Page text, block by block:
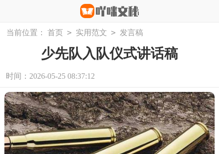
当前位置： 首页 > 实用范文 > 发言稿
少先队入队仪式讲话稿
时间：2026-05-25 08:37:12